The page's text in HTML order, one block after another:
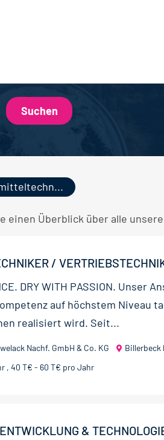
einen Überblick über alle
/
DRY WITH PASSION. Unser
auf höchstem Niveau
realisiert wird. Seit...
Nachf. GmbH & Co. KG
Billerbeck
, 40 T€ - 60 T€ pro Jahr
&